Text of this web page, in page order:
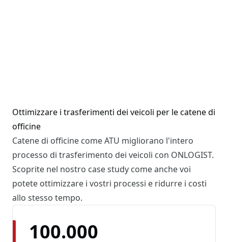
Ottimizzare i trasferimenti dei veicoli per le catene di
officine
Catene di officine come ATU migliorano l'intero
processo di trasferimento dei veicoli con ONLOGIST.
Scoprite nel nostro case study come anche voi
potete ottimizzare i vostri processi e ridurre i costi
allo stesso tempo.
100.000